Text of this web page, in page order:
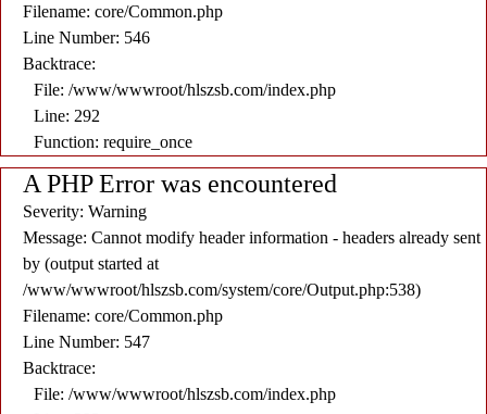
Filename: core/Common.php
Line Number: 546
Backtrace:
File: /www/wwwroot/hlszsb.com/index.php
Line: 292
Function: require_once
A PHP Error was encountered
Severity: Warning
Message: Cannot modify header information - headers already sent
by (output started at
/www/wwwroot/hlszsb.com/system/core/Output.php:538)
Filename: core/Common.php
Line Number: 547
Backtrace:
File: /www/wwwroot/hlszsb.com/index.php